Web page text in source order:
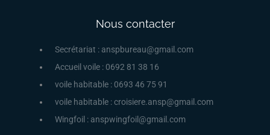
Nous contacter
Secrétariat : anspbureau@gmail.com
Accueil voile : 0692 81 38 16
voile habitable : 0693 46 75 91
voile habitable : croisiere.ansp@gmail.com
Wingfoil : anspwingfoil@gmail.com